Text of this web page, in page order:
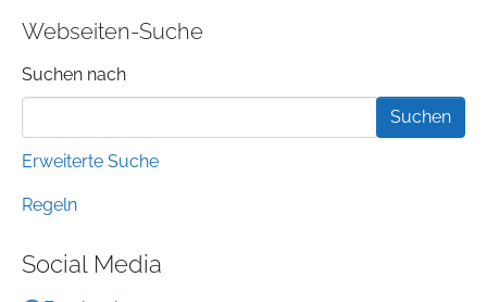
Webseiten-Suche
Suchformular
Suchen nach
Erweiterte Suche
Regeln
Social Media